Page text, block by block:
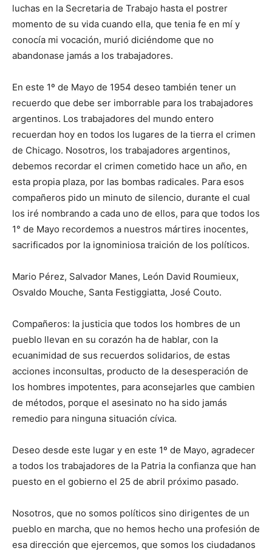
luchas en la Secretaria de Trabajo hasta el postrer
momento de su vida cuando ella, que tenia fe en mí y
conocía mi vocación, murió diciéndome que no
abandonase jamás a los trabajadores.
En este 1º de Mayo de 1954 deseo también tener un
recuerdo que debe ser imborrable para los trabajadores
argentinos. Los trabajadores del mundo entero
recuerdan hoy en todos los lugares de la tierra el crimen
de Chicago. Nosotros, los trabajadores argentinos,
debemos recordar el crimen cometido hace un año, en
esta propia plaza, por las bombas radicales. Para esos
compañeros pido un minuto de silencio, durante el cual
los iré nombrando a cada uno de ellos, para que todos los
1° de Mayo recordemos a nuestros mártires inocentes,
sacrificados por la ignominiosa traición de los políticos.
Mario Pérez, Salvador Manes, León David Roumieux,
Osvaldo Mouche, Santa Festiggiatta, José Couto.
Compañeros: Ia justicia que todos los hombres de un
pueblo llevan en su corazón ha de hablar, con la
ecuanimidad de sus recuerdos solidarios, de estas
acciones inconsultas, producto de la desesperación de
los hombres impotentes, para aconsejarles que cambien
de métodos, porque el asesinato no ha sido jamás
remedio para ninguna situación cívica.
Deseo desde este lugar y en este 1º de Mayo, agradecer
a todos los trabajadores de la Patria la confianza que han
puesto en el gobierno el 25 de abril próximo pasado.
Nosotros, que no somos políticos sino dirigentes de un
pueblo en marcha, que no hemos hecho una profesión de
esa dirección que ejercemos, que somos los ciudadanos